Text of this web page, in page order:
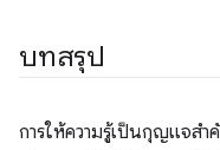
บทสรุป
การให้ความรู้เป็นกุญแจส